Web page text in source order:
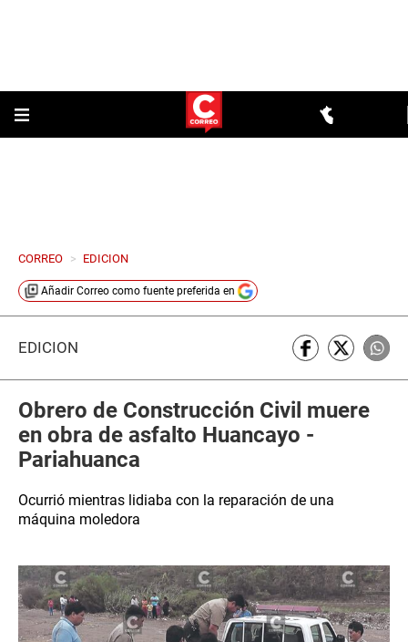
CORREO > EDICION
Añadir Correo como fuente preferida en
EDICIÓN
Obrero de Construcción Civil muere
en obra de asfalto Huancayo -
Pariahuanca
Ocurrió mientras lidiaba con la reparación de una
máquina moledora